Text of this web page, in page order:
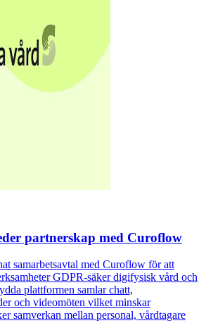
partnerskap med Curoflow
samarbetsavtal med Curoflow för att
GDPR-säker digifysisk vård och
plattformen samlar chatt,
och videomöten vilket minskar
samverkan mellan personal, vårdtagare